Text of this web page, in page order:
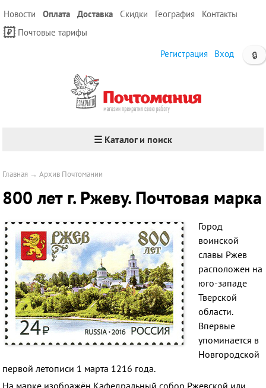
Новости Оплата Доставка Скидки География
Контакты
Почтовые тарифы
🔒
Регистрация Вход
☰ Каталог и поиск
Главная →Архив Почтомании
800 лет г. Ржеву. Почтовая марка
Город
воинской
славы Ржев
расположен на
юго-западе
Тверской
области.
Впервые
упоминается в
Новгородской
первой летописи 1 марта 1216 года.
На марке изображён Кафедральный собор Ржевской или